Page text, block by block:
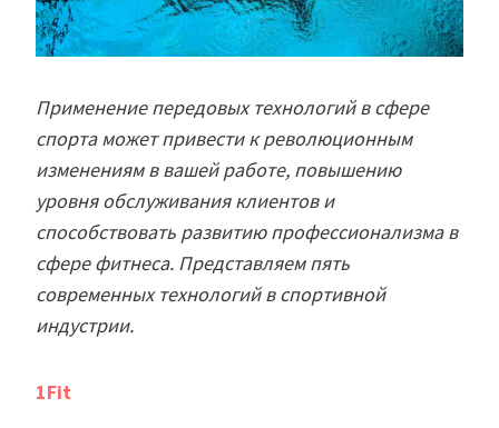
Применение передовых технологий в сфере
спорта может привести к революционным
изменениям в вашей работе, повышению
уровня обслуживания клиентов и
способствовать развитию профессионализма в
сфере фитнеса. Представляем пять
современных технологий в спортивной
индустрии.
1Fit